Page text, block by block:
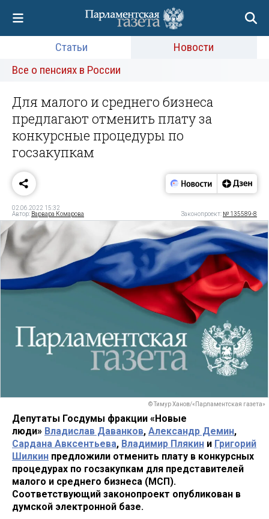
Статьи
Новости
Все о пенсиях в России
Для малого и среднего бизнеса
предлагают отменить плату за
конкурсные процедуры по
госзакупкам
02.06.2022 15:32
Автор: Варвара Комарова Законопроект: № 135589-8
© Тимур Ханов/«Парламентская газета»
Депутаты Госдумы фракции «Новые
люди» Владислав Даванков, Александр Демин,
Сардана Авксентьева, Владимир Плякин и Григорий
Шилкин предложили отменить плату в конкурсных
процедурах по госзакупкам для представителей
малого и среднего бизнеса (МСП).
Соответствующий законопроект опубликован в
думской электронной базе.